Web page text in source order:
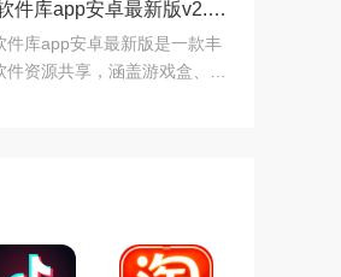
不错选择，软件还为
花梦软件库app安卓最新版v2.8.0官方版
件库app安卓最新版是一款丰
件资源共享，涵盖游戏盒、工